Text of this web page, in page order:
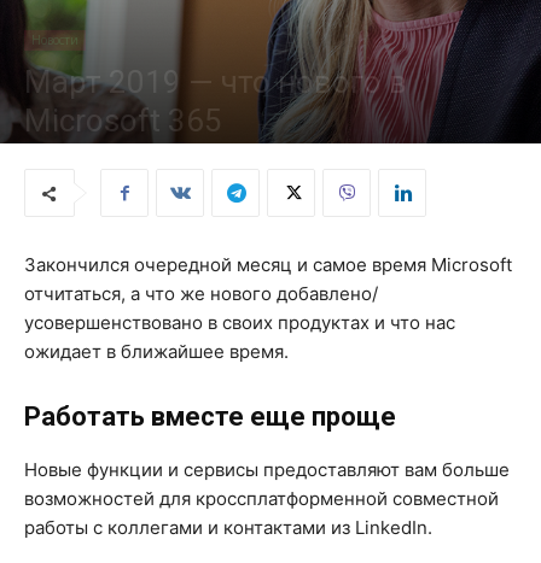
Новости
Март 2019 — что нового в
Microsoft 365
Закончился очередной месяц и самое время Microsoft
отчитаться, а что же нового добавлено/
усовершенствовано в своих продуктах и что нас
ожидает в ближайшее время.
Работать вместе еще проще
Новые функции и сервисы предоставляют вам больше
возможностей для кроссплатформенной совместной
работы с коллегами и контактами из LinkedIn.